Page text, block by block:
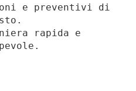
e preventivi di
rapida e